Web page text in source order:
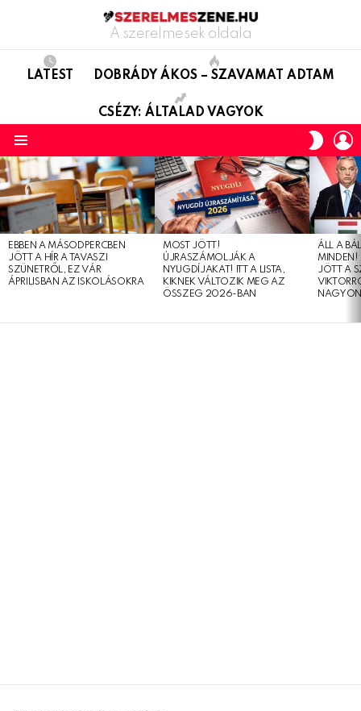
A szerelmesek oldala
LATEST DOBRÁDY ÁKOS – SZAVAMAT ADTAM
CSÉZY: ÁLTALAD VAGYOK
SKIN
LATEST
STORIES
EBBEN A MÁSODPERCBEN
JÖTT A HÍR A TAVASZI
SZÜNETRŐL, EZ VÁR
ÁPRILISBAN AZ ISKOLÁSOKRA
MOST JÖTT!
ÚJRASZÁMOLJÁK A
NYUGDÍJAKAT! ITT A LISTA,
KIKNEK VÁLTOZIK MEG AZ
ÖSSZEG 2026-BAN
ÁLL A
MINDEN!
JÖTT A